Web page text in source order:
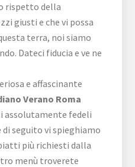
rispetto della
giusti e che vi possa
terra, noi siamo
Dateci fiducia e ve ne
e affascinante
Verano Roma
assolutamente fedeli
seguito vi spieghiamo
più richiesti dalla
menù troverete